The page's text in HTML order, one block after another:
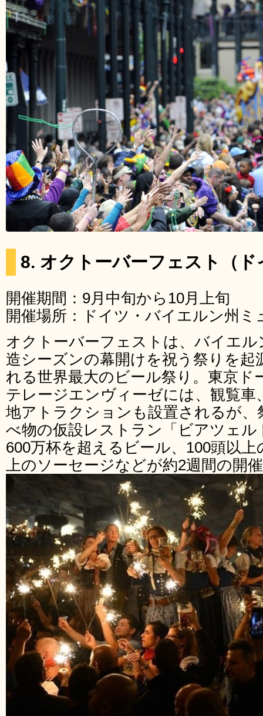
8. オクトーバーフェスト（ド
開催期間：9月中旬から10月上旬
開催場所：ドイツ・バイエルン州ミ
オクトーバーフェストは、バイエ
造シーズンの幕開けを祝う祭りを起
れる世界最大のビール祭り。東京ド
テレージエンヴィーゼには、観覧車
地アトラクションも設置されるが、
べ物の仮設レストラン「ビアツェル
600万杯を超えるビール、100頭以
上のソーセージなどが約2週間の開